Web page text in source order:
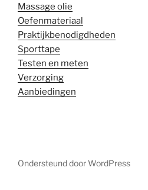
Massage olie
Oefenmateriaal
Praktijkbenodigdheden
Sporttape
Testen en meten
Verzorging
Aanbiedingen
Ondersteund door WordPress